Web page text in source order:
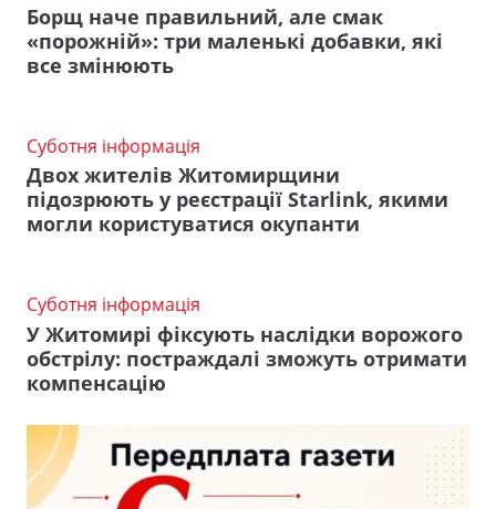
Борщ наче правильний, але смак
«порожній»: три маленькі добавки, які
все змінюють
Суботня інформація
Двох жителів Житомирщини
підозрюють у реєстрації Starlink, якими
могли користуватися окупанти
Суботня інформація
У Житомирі фіксують наслідки ворожого
обстрілу: постраждалі зможуть отримати
компенсацію